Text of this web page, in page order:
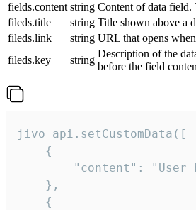
fields.content string Content of data field.
fileds.title
string Title shown above a
fileds.link
string URL that opens
fileds.key
string
Description of the
before the field
jivo_api.setCustomData([
    {
"content": "User
    },
    {